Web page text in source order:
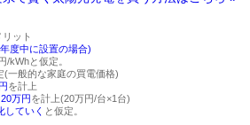
ット
度中に設置の場合)
/kWhと仮定。
(一般的な家庭の買電価格)
を計上
万円を計上(20万円/台×1台)
していく と仮定。